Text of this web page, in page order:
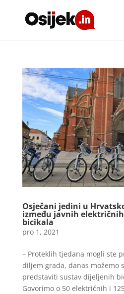
Osječani jedini u
između javnih
bicikala
pro 1, 2021
– Proteklih tjedana mogli ste
diljem grada, danas možemo
predstaviti sustav dijeljenih
Govorimo o 50 električnih i